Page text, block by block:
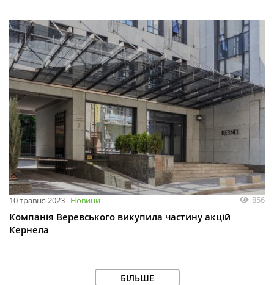
10 травня 2023 Новини 856
Компанія Веревського викупила частину акцій
Кернела
БІЛЬШЕ